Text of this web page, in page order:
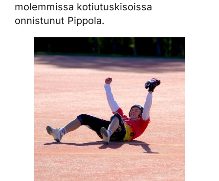
molemmissa kotiutuskisoissa
onnistunut Pippola.